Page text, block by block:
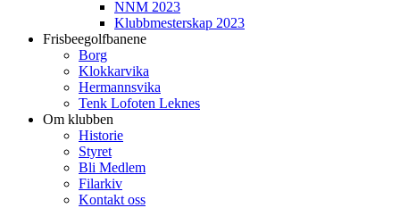
NNM 2023
Klubbmesterskap 2023
Frisbeegolfbanene
Borg
Klokkarvika
Hermannsvika
Tenk Lofoten Leknes
Om klubben
Historie
Styret
Bli Medlem
Filarkiv
Kontakt oss